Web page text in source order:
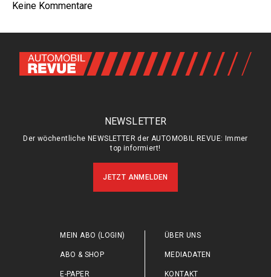
Keine Kommentare
NEWSLETTER
Der wöchentliche NEWSLETTER der AUTOMOBIL REVUE: Immer
top informiert!
JETZT ANMELDEN
MEIN ABO (LOGIN)
ABO & SHOP
E-PAPER
ÜBER UNS
MEDIADATEN
KONTAKT